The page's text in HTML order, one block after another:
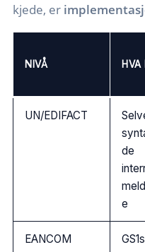
kjede, er
NIVÅ HVA
UN/EDIFACT
de
e
EANCOM